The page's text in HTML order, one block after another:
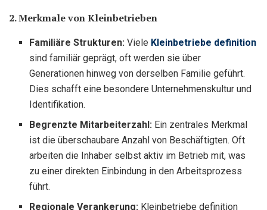
2. Merkmale von Kleinbetrieben
Familiäre Strukturen: Viele Kleinbetriebe definition
sind familiär geprägt, oft werden sie über
Generationen hinweg von derselben Familie geführt.
Dies schafft eine besondere Unternehmenskultur und
Identifikation.
Begrenzte Mitarbeiterzahl: Ein zentrales Merkmal
ist die überschaubare Anzahl von Beschäftigten. Oft
arbeiten die Inhaber selbst aktiv im Betrieb mit, was
zu einer direkten Einbindung in den Arbeitsprozess
führt.
Regionale Verankerung: Kleinbetriebe definition